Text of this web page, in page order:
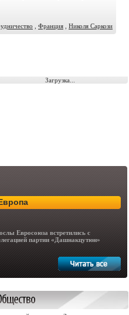
Франция Николя Саркози
Загрузка...
Евросоюза встретились с
партии «Дашнакцутюн»